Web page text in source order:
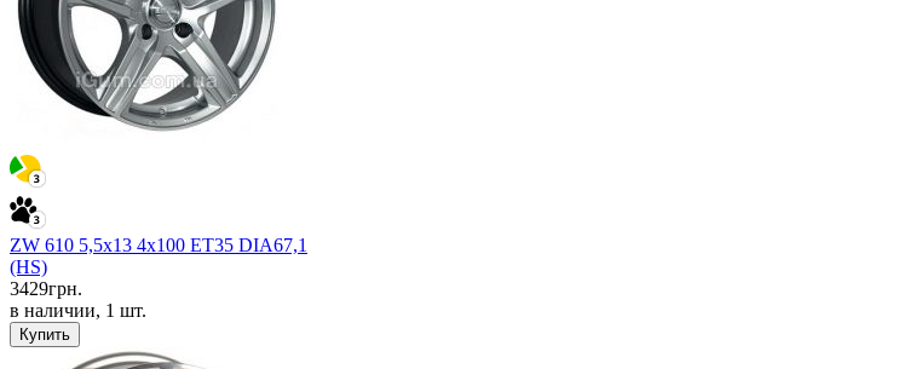
ZW 610 5,5x13 4x100 ET35 DIA67,1
(HS)
3429грн.
в наличии, 1 шт.
Купить